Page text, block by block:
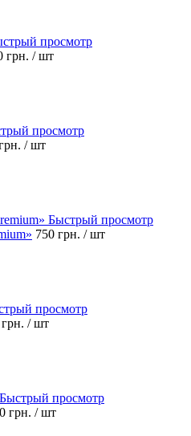
просмотр
грн. / шт
просмотр
/ шт
Быстрый просмотр
750 грн. / шт
просмотр
/ шт
Быстрый просмотр
грн. / шт